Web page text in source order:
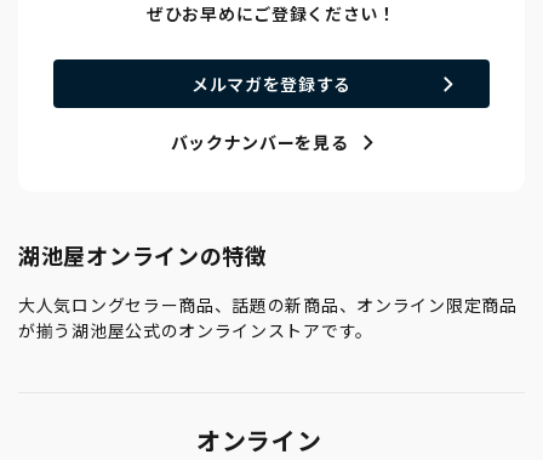
ぜひお早めにご登録ください！
メルマガを登録する
バックナンバーを見る
湖池屋オンラインの特徴
大人気ロングセラー商品、話題の新商品、オンライン限定商品
が揃う湖池屋公式のオンラインストアです。
オンライン